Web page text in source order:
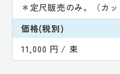
＊定尺販売のみ。（カッ
価格(税別)
11,000 円 / 束